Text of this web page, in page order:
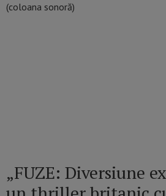
„FUZE: Diversiune